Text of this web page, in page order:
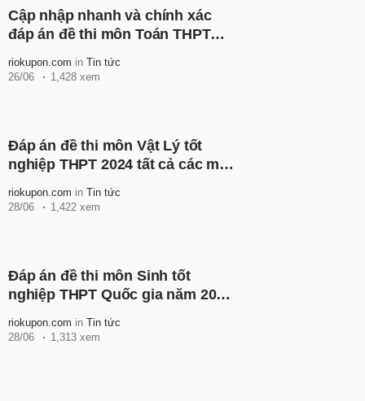
Cập nhập nhanh và chính xác
đáp án đề thi môn Toán THPT
riokupon.com in Tin tức
26/06
1,428 xem
Đáp án đề thi môn Vật Lý tốt
nghiệp THPT 2024 tất cả các mã
riokupon.com in Tin tức
28/06
1,422 xem
Đáp án đề thi môn Sinh tốt
nghiệp THPT Quốc gia năm 2024
riokupon.com in Tin tức
28/06
1,313 xem